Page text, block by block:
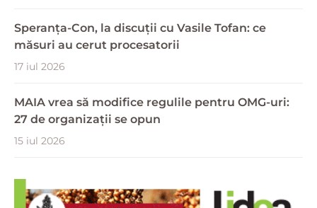
Speranța-Con, la discuții cu Vasile Tofan: ce
măsuri au cerut procesatorii
17 iul 2026
MAIA vrea să modifice regulile pentru OMG-uri:
27 de organizații se opun
15 iul 2026